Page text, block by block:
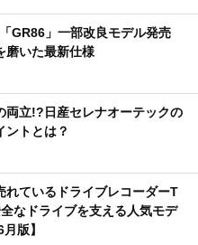
GR86」一部改良モデル発売
磨いた最新仕様
両立!?日産セレナオーテックの
ントとは？
れているドライブレコーダーT
なドライブを支える人気モデ
版】